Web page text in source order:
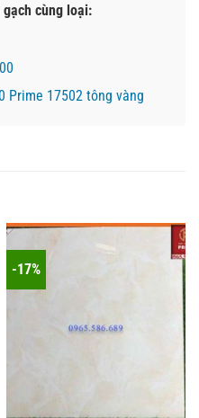
cùng loại:
Prime 17502 tông vàng
-17%